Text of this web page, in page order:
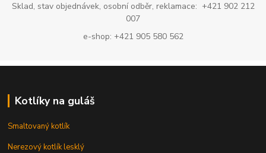
Sklad, stav objednávek, osobní odběr, reklamace: +421 902 212
007
e-shop: +421 905 580 562
Kotlíky na guláš
Smaltovaný kotlík
Nerezový kotlík lesklý